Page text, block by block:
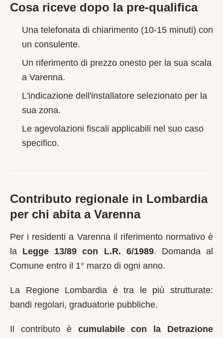
Cosa riceve dopo la pre-qualifica
Una telefonata di chiarimento (10-15 minuti) con
un consulente.
Un riferimento di prezzo onesto per la sua scala
a Varenna.
L'indicazione dell'installatore selezionato per la
sua zona.
Le agevolazioni fiscali applicabili nel suo caso
specifico.
Contributo regionale in Lombardia
per chi abita a Varenna
Per i residenti a Varennail riferimento normativo è
la Legge 13/89 con L.R. 6/1989. Domanda al
Comune entro il 1° marzo di ogni anno.
La Regione Lombardia è tra le più strutturate:
bandi regolari, graduatorie pubbliche.
Il contributo è cumulabile con la Detrazione